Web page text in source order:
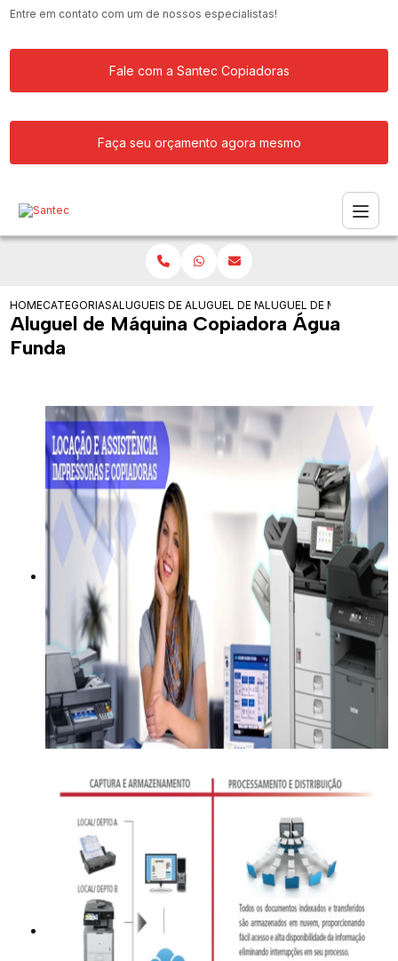
Entre em contato com um de nossos especialistas!
Fale com a Santec Copiadoras
Faça seu orçamento agora mesmo
HOMECATEGORIASALUGUEIS DE COPIADORASALUGUEL DE MAQUINA COPIADORA
ALUGUEL DE MAQUINA
Aluguel de Máquina Copiadora Água
Funda